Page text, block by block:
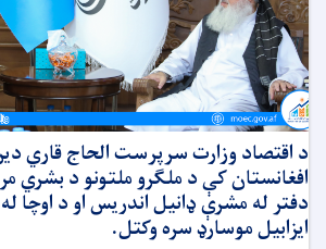
د اقتصاد وزارت سرپرست الحاج قاري
افغانستان کې د ملګرو ملتونو د
دفتر له مشرې ډانیل اندریس او د اوچا
ایزابیل موسارډ سره وکتل.